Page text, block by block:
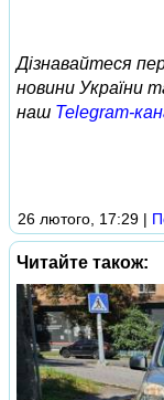
Дізнавайтеся
новини України
наш Telegram-
26 лютого, 17:29 |
Читайте також: